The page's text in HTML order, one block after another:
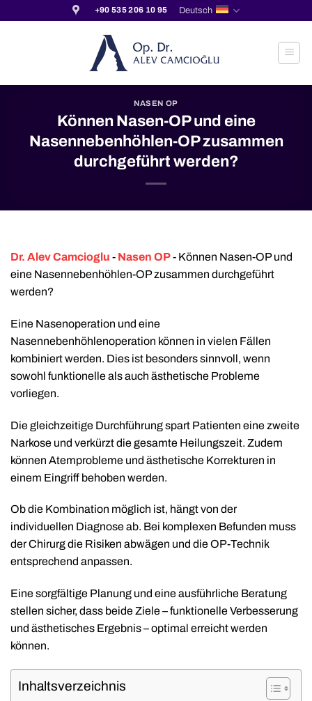
+90 535 206 10 95 Deutsch
NASEN OP
Können Nasen-OP und eine
Nasennebenhöhlen-OP zusammen
durchgeführt werden?
Dr. Alev Camcioglu - Nasen OP- Können Nasen-OP und
eine Nasennebenhöhlen-OP zusammen durchgeführt
werden?
Eine Nasenoperation und eine
Nasennebenhöhlenoperation können in vielen Fällen
kombiniert werden. Dies ist besonders sinnvoll, wenn
sowohl funktionelle als auch ästhetische Probleme
vorliegen.
Die gleichzeitige Durchführung spart Patienten eine zweite
Narkose und verkürzt die gesamte Heilungszeit. Zudem
können Atemprobleme und ästhetische Korrekturen in
einem Eingriff behoben werden.
Ob die Kombination möglich ist, hängt von der
individuellen Diagnose ab. Bei komplexen Befunden muss
der Chirurg die Risiken abwägen und die OP-Technik
entsprechend anpassen.
Eine sorgfältige Planung und eine ausführliche Beratung
stellen sicher, dass beide Ziele – funktionelle Verbesserung
und ästhetisches Ergebnis – optimal erreicht werden
können.
Inhaltsverzeichnis